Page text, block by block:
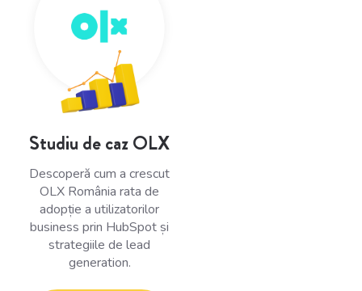
Studiu de caz OLX
Descoperă cum a crescut
OLX România rata de
adopție a utilizatorilor
business prin HubSpot și
strategiile de lead
generation.